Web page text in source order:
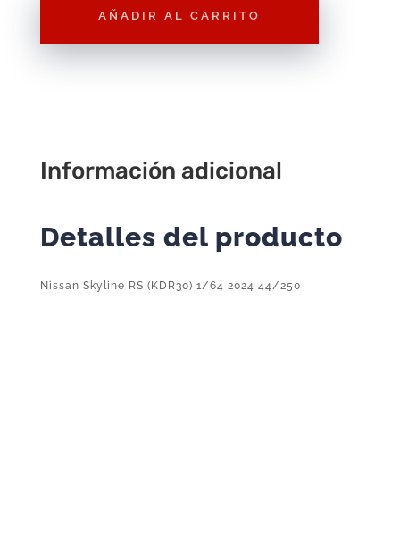
cantidad
AÑADIR AL CARRITO
Información adicional
Detalles del producto
Nissan Skyline RS (KDR30) 1/64 2024 44/250